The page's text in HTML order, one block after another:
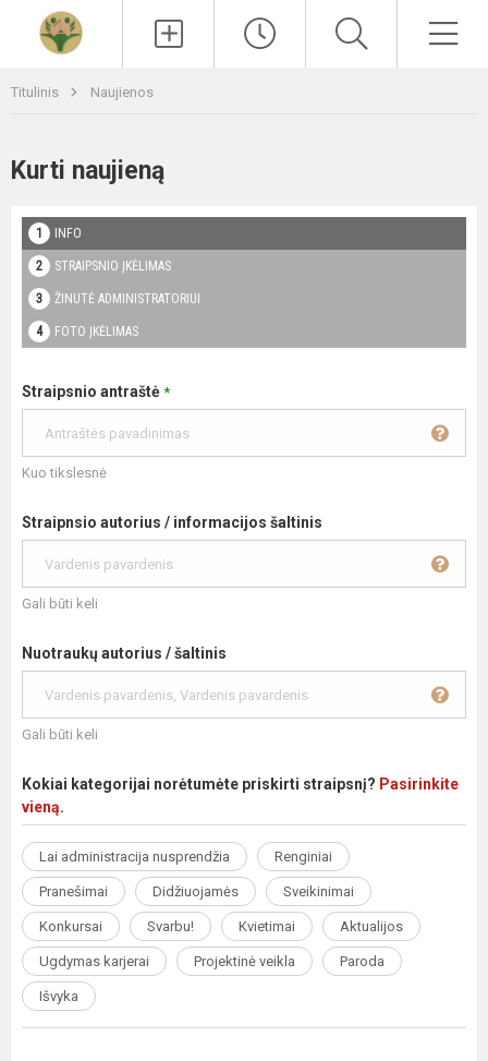
Titulinis Naujienos
Kurti naujieną
INFO
STRAIPSNIO ĮKĖLIMAS
ŽINUTĖ ADMINISTRATORIUI
FOTO ĮKĖLIMAS
Straipsnio antraštė *
Kuo tikslesnė
Straipnsio autorius / informacijos šaltinis
Gali būti keli
Nuotraukų autorius / šaltinis
Gali būti keli
Kokiai kategorijai norėtumėte priskirti straipsnį? Pasirinkite
vieną.
Lai administracija nusprendžia Renginiai
Pranešimai Didžiuojamės Sveikinimai
Konkursai Svarbu! Kvietimai Aktualijos
Ugdymas karjerai Projektinė veikla Paroda
Išvyka